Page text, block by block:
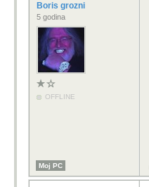
Boris grozni
5 godina
OFFLINE
Moj PC